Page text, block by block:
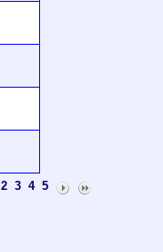
2 3 4 5